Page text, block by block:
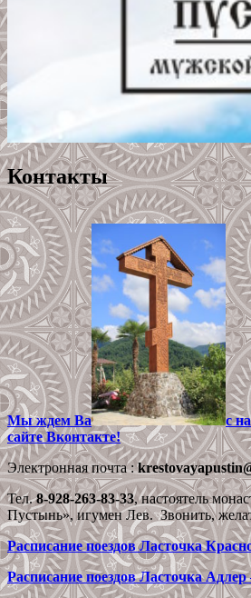
Контакты
Мы ждем Ва
с
сайте Вконтакте!
Электронная почта :
Тел.8-928-263-83-33, настоятель
Пустынь», игумен Лев. Звонить,
Расписание поездов Ласточка
Расписание поездов Ласточка